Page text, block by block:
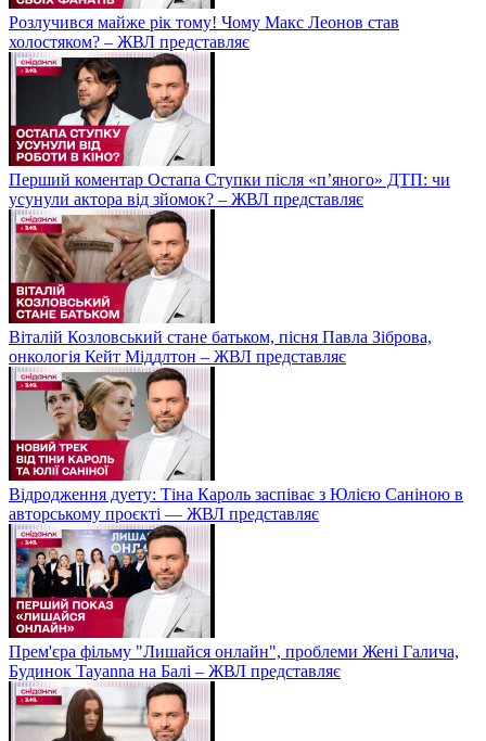
Розлучився майже рік тому! Чому Макс Леонов став
холостяком? – ЖВЛ представляє
Перший коментар Остапа Ступки після «п’яного» ДТП: чи
усунули актора від зйомок? – ЖВЛ представляє
Віталій Козловський стане батьком, пісня Павла Зіброва,
онкологія Кейт Міддлтон – ЖВЛ представляє
Відродження дуету: Тіна Кароль заспіває з Юлією Саніною в
авторському проєкті — ЖВЛ представляє
Прем'єра фільму "Лишайся онлайн", проблеми Жені Галича,
Будинок Tayanna на Балі – ЖВЛ представляє